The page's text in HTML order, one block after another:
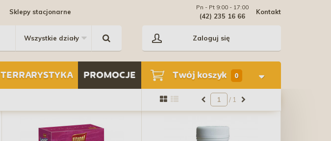
Sklepy stacjonarne Kontakt
Pn - Pt 9:00 - 17:00
(42) 235 16 66
Zaloguj się
TERRARYSTYKA PROMOCJE Twój koszyk 0
/ 1